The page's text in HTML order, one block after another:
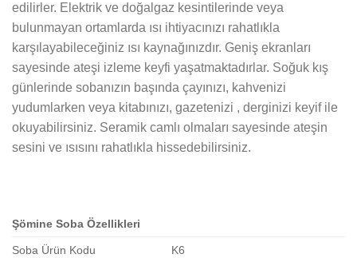
edilirler. Elektrik ve doğalgaz kesintilerinde veya
bulunmayan ortamlarda ısı ihtiyacınızı rahatlıkla
karşılayabileceğiniz ısı kaynağınızdır. Geniş ekranları
sayesinde ateşi izleme keyfi yaşatmaktadırlar. Soğuk kış
günlerinde sobanızın başında çayınızı, kahvenizi
yudumlarken veya kitabınızı, gazetenizi , derginizi keyif ile
okuyabilirsiniz. Seramik camlı olmaları sayesinde ateşin
sesini ve ısısını rahatlıkla hissedebilirsiniz.
Şömine Soba Özellikleri
Soba Ürün Kodu K6